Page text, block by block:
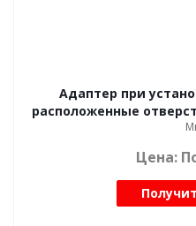
Адаптер при
расположенные
Цена: